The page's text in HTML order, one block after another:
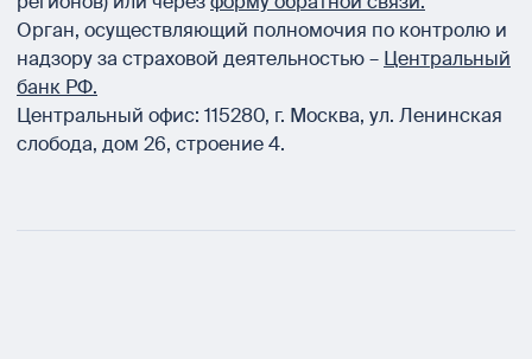
Орган, осуществляющий полномочия по контролю и
надзору за страховой деятельностью – Центральный
банк РФ.
Центральный офис: 115280, г. Москва, ул. Ленинская
слобода, дом 26, строение 4.